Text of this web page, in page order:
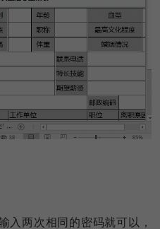
入两次相同的密码就可以，